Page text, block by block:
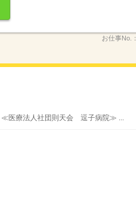
お仕事No.：
≪医療法人社団則天会 逗子病院≫ ...